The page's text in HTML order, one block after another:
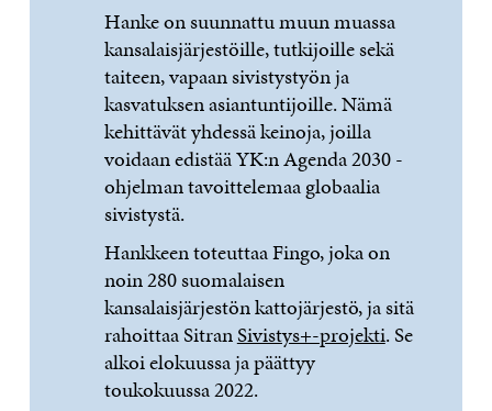
Hanke on suunnattu muun muassa
kansalaisjärjestöille, tutkijoille sekä
taiteen, vapaan sivistystyön ja
kasvatuksen asiantuntijoille. Nämä
kehittävät yhdessä keinoja, joilla
voidaan edistää YK:n Agenda 2030 -
ohjelman tavoittelemaa globaalia
sivistystä.
Hankkeen toteuttaa Fingo, joka on
noin 280 suomalaisen
kansalaisjärjestön kattojärjestö, ja sitä
rahoittaa SitranSivistys+-projekti. Se
alkoi elokuussa ja päättyy
toukokuussa 2022.